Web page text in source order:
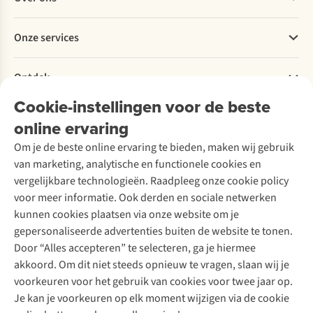
Cookie-instellingen voor de beste
online ervaring
Om je de beste online ervaring te bieden, maken wij gebruik
van marketing, analytische en functionele cookies en
vergelijkbare technologieën. Raadpleeg onze cookie policy
voor meer informatie. Ook derden en sociale netwerken
kunnen cookies plaatsen via onze website om je
gepersonaliseerde advertenties buiten de website te tonen.
Door “Alles accepteren” te selecteren, ga je hiermee
akkoord. Om dit niet steeds opnieuw te vragen, slaan wij je
voorkeuren voor het gebruik van cookies voor twee jaar op.
Je kan je voorkeuren op elk moment wijzigen via de cookie
Bestellen
Betalen
Levering
Retourneren
Bestelling herroepen
Garantie
Contact
Explore More
Verantwoord ondernemen
Over Ayacucho
Onze winkels
Over A.S.Adventure
Toegankelijkheidsverklaring
Onze services
Ski-onderhoud
Wasservice
Schoenonderhoud
Schoenherstelling
Kledingherstelling
Retouches
Voor bedrijven
Ontdek
A.S.Magazine
Podcast
Explore Academy
Explore Camp
Gear Check
Inspiratie & advies
Meld je aan voor de nieuwsbrief
Follow us
Disclaimer Privacy Policy Algemene voorwaarden